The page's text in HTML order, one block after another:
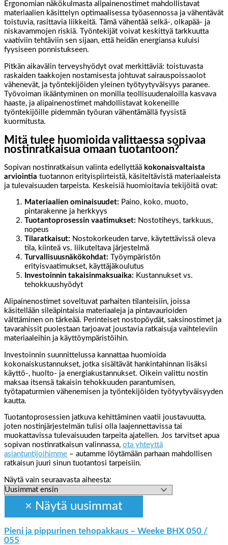
Ergonomian näkökulmasta alipainenostimet mahdollistavat
materiaalien käsittelyn optimaalisessa työasennossa ja vähentävät
toistuvia, rasittavia liikkeitä. Tämä vähentää selkä-, olkapää- ja
niskavammojen riskiä. Työntekijät voivat keskittyä tarkkuutta
vaativiin tehtäviin sen sijaan, että heidän energiansa kuluisi
fyysiseen ponnistukseen.
Pitkän aikavälin terveyshyödyt ovat merkittäviä: toistuvasta
raskaiden taakkojen nostamisesta johtuvat sairauspoissaolot
vähenevät, ja työntekijöiden yleinen työtyytyväisyys paranee.
Työvoiman ikääntyminen on monilla teollisuudenaloilla kasvava
haaste, ja alipainenostimet mahdollistavat kokeneille
työntekijöille pidemmän työuran vähentämällä fyysistä
kuormitusta.
Mitä tulee huomioida valittaessa sopivaa
nostinratkaisua omaan tuotantoon?
Sopivan nostinratkaisun valinta edellyttää kokonaisvaltaista
arviointia tuotannon erityispiirteistä, käsiteltävistä materiaaleista
ja tulevaisuuden tarpeista. Keskeisiä huomioitavia tekijöitä ovat:
Materiaalien ominaisuudet: Paino, koko, muoto,
pintarakenne ja herkkyys
Tuotantoprosessin vaatimukset: Nostotiheys, tarkkuus,
nopeus
Tilaratkaisut: Nostokorkeuden tarve, käytettävissä oleva
tila, kiinteä vs. liikuteltava järjestelmä
Turvallisuusnäkökohdat: Työympäristön
erityisvaatimukset, käyttäjäkoulutus
Investoinnin takaisinmaksuaika: Kustannukset vs.
tehokkuushyödyt
Alipainenostimet soveltuvat parhaiten tilanteisiin, joissa
käsitellään sileäpintaisia materiaaleja ja pintavaurioiden
välttäminen on tärkeää. Perinteiset nostopöydät, saksinostimet ja
tavarahissit puolestaan tarjoavat joustavia ratkaisuja vaihteleviin
materiaaleihin ja käyttöympäristöihin.
Investoinnin suunnittelussa kannattaa huomioida
kokonaiskustannukset, jotka sisältävät hankintahinnan lisäksi
käyttö-, huolto- ja energiakustannukset. Oikein valittu nostin
maksaa itsensä takaisin tehokkuuden parantumisen,
työtapaturmien vähenemisen ja työntekijöiden työtyytyväisyyden
kautta.
Tuotantoprosessien jatkuva kehittäminen vaatii joustavuutta,
joten nostinjärjestelmän tulisi olla laajennettavissa tai
muokattavissa tulevaisuuden tarpeita ajatellen. Jos tarvitset apua
sopivan nostinratkaisun valinnassa, ota yhteyttä
asiantuntijoihimme – autamme löytämään parhaan mahdollisen
ratkaisun juuri sinun tuotantosi tarpeisiin.
Näytä vain seuraavasta aiheesta:
Pieni ja pippurinen tehopakkaus – Weeke BHX 050 /
055